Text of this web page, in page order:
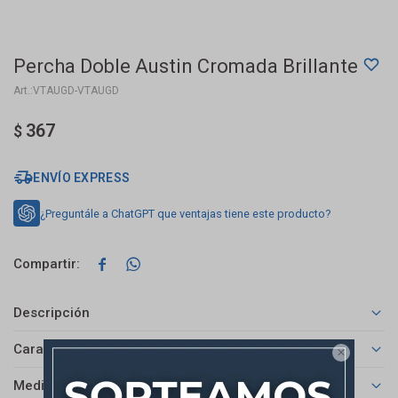

Percha Doble Austin Cromada Brillante
VTAUGD-VTAUGD
$ 367
ENVÍO EXPRESS
¿Preguntále a ChatGPT que ventajas tiene este producto?
 
Descripción
Características
Medios de pago